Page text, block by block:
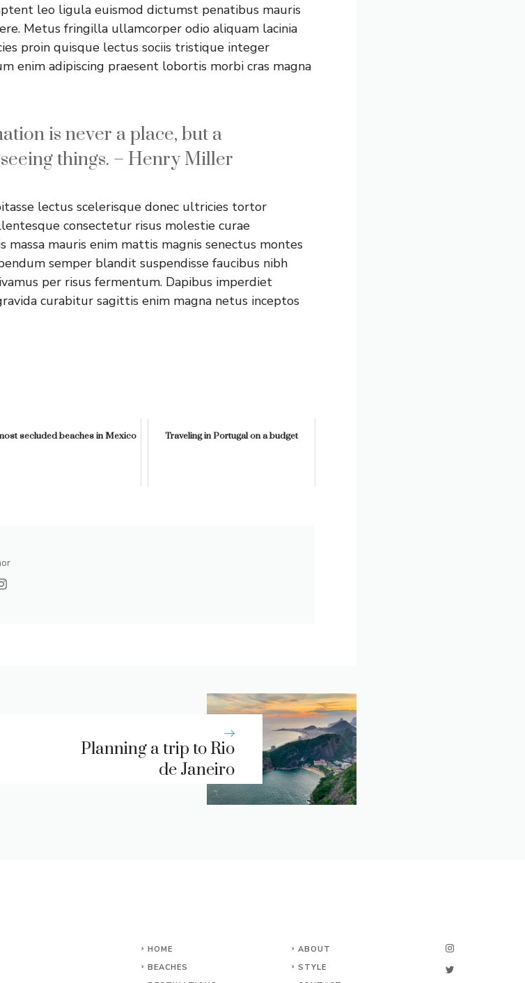
leo ligula euismod dictumst penatibus mauris
Metus fringilla ullamcorper odio aliquam lacinia
proin quisque lectus sociis tristique integer
enim adipiscing praesent lobortis morbi cras magna
is never a place, but a
things. – Henry Miller
lectus scelerisque donec ultricies tortor
consectetur risus molestie curae
massa mauris enim mattis magnis senectus montes
semper blandit suspendisse faucibus nibh
per risus fermentum. Dapibus imperdiet
curabitur sagittis enim magna netus inceptos
secluded beaches in Mexico Traveling in Portugal on a budget
Planning a trip to Rio
de Janeiro
HOME
BEACHES
ABOUT
STYLE